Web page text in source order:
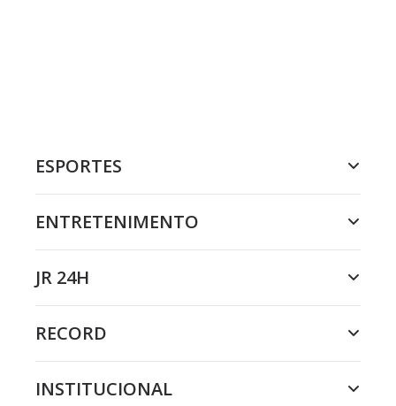
ESPORTES
ENTRETENIMENTO
JR 24H
RECORD
INSTITUCIONAL